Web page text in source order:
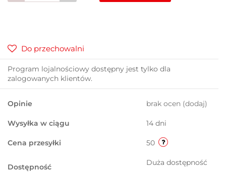
Do przechowalni
Program lojalnościowy dostępny jest tylko dla
zalogowanych klientów.
Opinie brak ocen (dodaj)
Wysyłka w ciągu 14 dni
Cena przesyłki 50
Dostępność Duża dostępność